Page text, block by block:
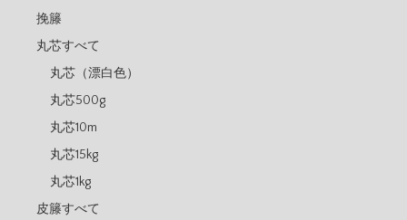
挽籐
丸芯すべて
丸芯（漂白色）
丸芯500g
丸芯10m
丸芯15kg
丸芯1kg
皮籐すべて